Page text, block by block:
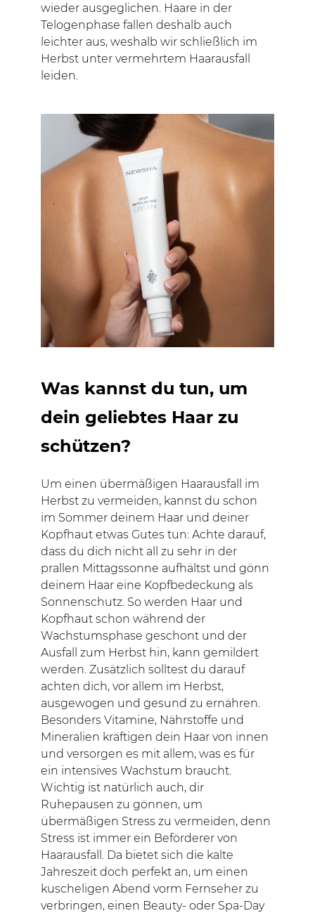
wieder ausgeglichen. Haare in der
Telogenphase fallen deshalb auch
leichter aus, weshalb wir schließlich im
Herbst unter vermehrtem Haarausfall
leiden.
Was kannst du tun, um
dein geliebtes Haar zu
schützen?
Um einen übermäßigen Haarausfall im
Herbst zu vermeiden, kannst du schon
im Sommer deinem Haar und deiner
Kopfhaut etwas Gutes tun: Achte darauf,
dass du dich nicht all zu sehr in der
prallen Mittagssonne aufhältst und gönn
deinem Haar eine Kopfbedeckung als
Sonnenschutz. So werden Haar und
Kopfhaut schon während der
Wachstumsphase geschont und der
Ausfall zum Herbst hin, kann gemildert
werden. Zusätzlich solltest du darauf
achten dich, vor allem im Herbst,
ausgewogen und gesund zu ernähren.
Besonders Vitamine, Nährstoffe und
Mineralien kräftigen dein Haar von innen
und versorgen es mit allem, was es für
ein intensives Wachstum braucht.
Wichtig ist natürlich auch, dir
Ruhepausen zu gönnen, um
übermäßigen Stress zu vermeiden, denn
Stress ist immer ein Beförderer von
Haarausfall. Da bietet sich die kalte
Jahreszeit doch perfekt an, um einen
kuscheligen Abend vorm Fernseher zu
verbringen, einen Beauty- oder Spa-Day